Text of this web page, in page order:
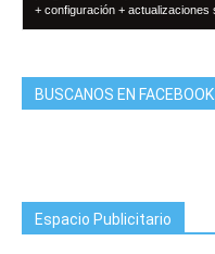
BUSCANOS EN FACEBOOK
Espacio Publicitario